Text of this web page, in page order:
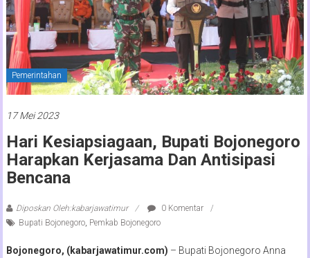
Timur
Pemerintahan
17 Mei 2023
Hari Kesiapsiagaan, Bupati Bojonegoro
Harapkan Kerjasama Dan Antisipasi
Bencana
Diposkan Oleh:kabarjawatimur
0 Komentar
Bupati Bojonegoro, Pemkab Bojonegoro
Bojonegoro, (kabarjawatimur.com) – Bupati Bojonegoro Anna